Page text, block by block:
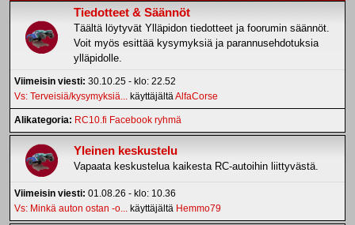
Tiedotteet & Säännöt
Täältä löytyvät Ylläpidon tiedotteet ja foorumin säännöt.
Voit myös esittää kysymyksiä ja parannusehdotuksia
ylläpidolle.
Viimeisin viesti: 30.10.25 - klo: 22.52
Vs: Terveisiä/kysymyksiä... käyttäjältäAlfaCorse
Alikategoria RC10.fi Facebook ryhmä
Yleinen keskustelu
Vapaata keskustelua kaikesta RC-autoihin liittyvästä.
Viimeisin viesti: 01.08.26 - klo: 10.36
Vs: Minkä auton ostan -o... käyttäjältä Hemmo79